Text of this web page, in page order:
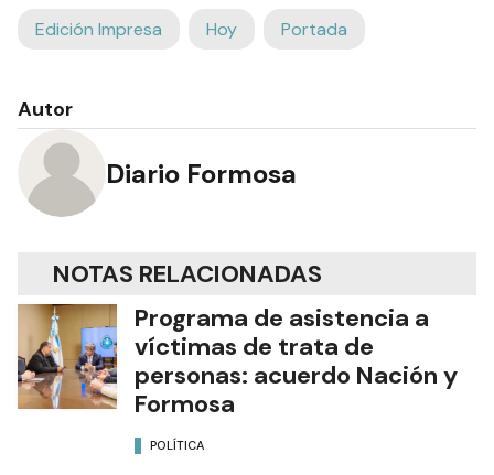
Edición Impresa Hoy Portada
Autor
Diario Formosa
NOTAS RELACIONADAS
Programa de asistencia a
víctimas de trata de
personas: acuerdo Nación y
Formosa
POLÍTICA